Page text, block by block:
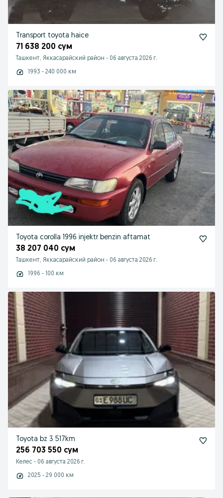
Transport toyota haice
71 638 200 сум
Ташкент, Яккасарайский район - 06 августа 2026 г.
1993 - 240 000 км
Toyota corolla 1996 injektr benzin aftamat
38 207 040 сум
Ташкент, Яккасарайский район - 06 августа 2026 г.
1996 - 100 км
Toyota bz 3 517km
256 703 550 сум
Келес - 06 августа 2026 г.
2025 - 29 000 км